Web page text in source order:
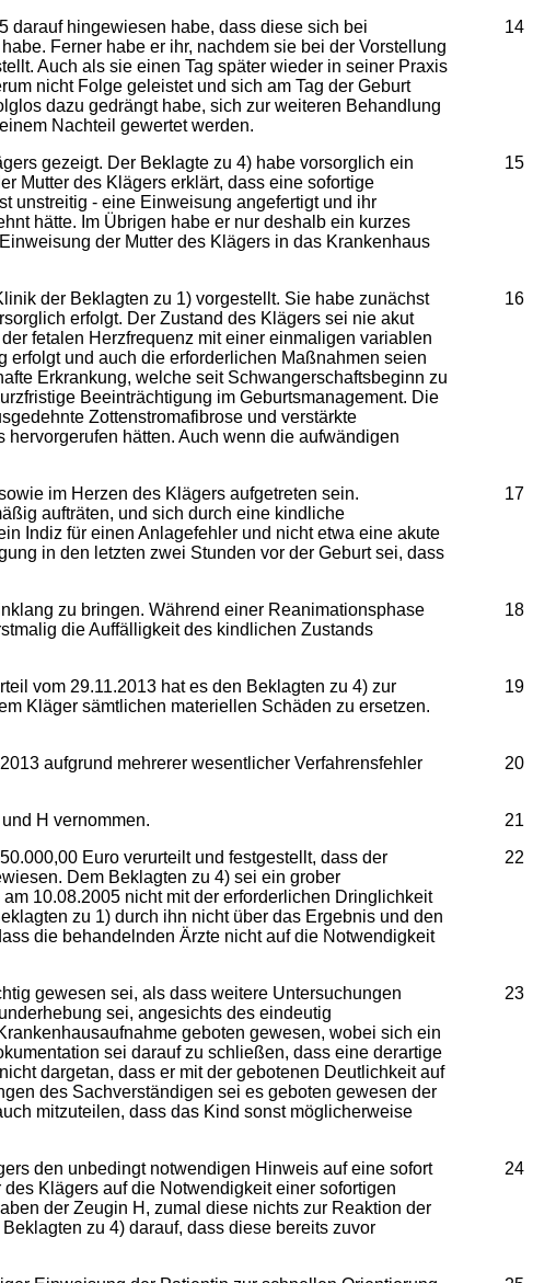
14
darauf hingewiesen habe, dass diese sich bei
Ferner habe er ihr, nachdem sie bei der Vorstellung
Auch als sie einen Tag später wieder in seiner Praxis
nicht Folge geleistet und sich am Tag der Geburt
dazu gedrängt habe, sich zur weiteren Behandlung
Nachteil gewertet werden.
15
gezeigt. Der Beklagte zu 4) habe vorsorglich ein
Mutter des Klägers erklärt, dass eine sofortige
unstreitig - eine Einweisung angefertigt und ihr
hätte. Im Übrigen habe er nur deshalb ein kurzes
der Mutter des Klägers in das Krankenhaus
16
der Beklagten zu 1) vorgestellt. Sie habe zunächst
erfolgt. Der Zustand des Klägers sei nie akut
fetalen Herzfrequenz mit einer einmaligen variablen
und auch die erforderlichen Maßnahmen seien
Erkrankung, welche seit Schwangerschaftsbeginn zu
Beeinträchtigung im Geburtsmanagement. Die
Zottenstromafibrose und verstärkte
hätten. Auch wenn die aufwändigen
17
im Herzen des Klägers aufgetreten sein.
aufträten, und sich durch eine kindliche
Indiz für einen Anlagefehler und nicht etwa eine akute
in den letzten zwei Stunden vor der Geburt sei, dass
18
zu bringen. Während einer Reanimationsphase
die Auffälligkeit des kindlichen Zustands
19
vom 29.11.2013 hat es den Beklagten zu 4) zur
Kläger sämtlichen materiellen Schäden zu ersetzen.
20
aufgrund mehrerer wesentlicher Verfahrensfehler
21
H vernommen.
22
Euro verurteilt und festgestellt, dass der
Dem Beklagten zu 4) sei ein grober
10.08.2005 nicht mit der erforderlichen Dringlichkeit
zu 1) durch ihn nicht über das Ergebnis und den
die behandelnden Ärzte nicht auf die Notwendigkeit
23
gewesen sei, als dass weitere Untersuchungen
sei, angesichts des eindeutig
geboten gewesen, wobei sich ein
sei darauf zu schließen, dass eine derartige
dargetan, dass er mit der gebotenen Deutlichkeit auf
des Sachverständigen sei es geboten gewesen der
mitzuteilen, dass das Kind sonst möglicherweise
24
den unbedingt notwendigen Hinweis auf eine sofort
Klägers auf die Notwendigkeit einer sofortigen
der Zeugin H, zumal diese nichts zur Reaktion der
zu 4) darauf, dass diese bereits zuvor